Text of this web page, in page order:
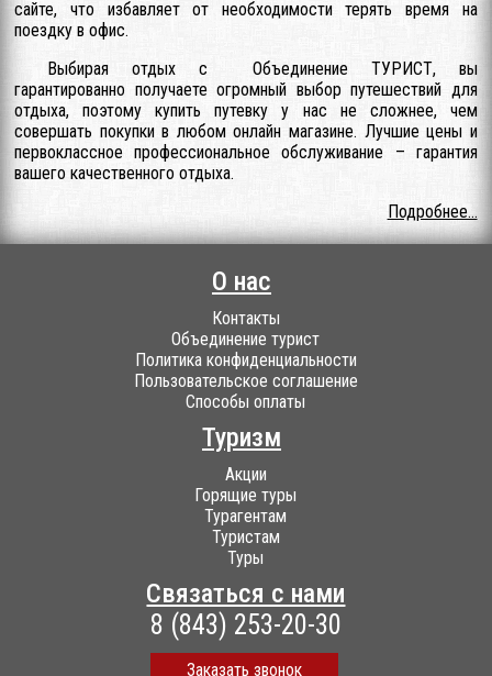
сайте, что избавляет от необходимости терять время на
поездку в офис.
Выбирая отдых с Объединение ТУРИСТ, вы
гарантированно получаете огромный выбор путешествий для
отдыха, поэтому купить путевку у нас не сложнее, чем
совершать покупки в любом онлайн магазине. Лучшие цены и
первоклассное профессиональное обслуживание – гарантия
вашего качественного отдыха.
Подробнее...
О нас
Контакты
Объединение турист
Политика конфиденциальности
Пользовательское соглашение
Способы оплаты
Туризм
Акции
Горящие туры
Турагентам
Туристам
Туры
Связаться с нами
8 (843) 253-20-30
Заказать звонок